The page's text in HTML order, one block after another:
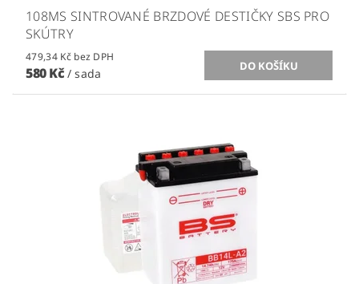
108MS SINTROVANÉ BRZDOVÉ DESTIČKY SBS PRO
SKÚTRY
479,34 Kč bez DPH
580 Kč / sada